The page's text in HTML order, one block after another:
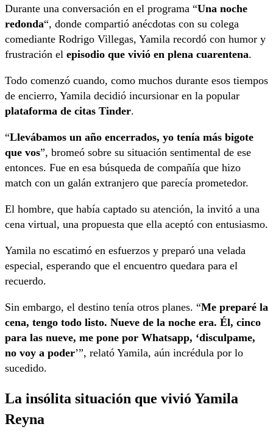
Durante una conversación en el programa “Una noche
redonda“, donde compartió anécdotas con su colega
comediante Rodrigo Villegas, Yamila recordó con humor y
frustración el episodio que vivió en plena cuarentena.
Todo comenzó cuando, como muchos durante esos tiempos
de encierro, Yamila decidió incursionar en la popular
plataforma de citas Tinder.
“Llevábamos un año encerrados, yo tenía más bigote
que vos”, bromeó sobre su situación sentimental de ese
entonces. Fue en esa búsqueda de compañía que hizo
match con un galán extranjero que parecía prometedor.
El hombre, que había captado su atención, la invitó a una
cena virtual, una propuesta que ella aceptó con entusiasmo.
Yamila no escatimó en esfuerzos y preparó una velada
especial, esperando que el encuentro quedara para el
recuerdo.
Sin embargo, el destino tenía otros planes. “Me preparé la
cena, tengo todo listo. Nueve de la noche era. Él, cinco
para las nueve, me pone por Whatsapp, ‘disculpame,
no voy a poder’”, relató Yamila, aún incrédula por lo
sucedido.
La insólita situación que vivió Yamila
Reyna